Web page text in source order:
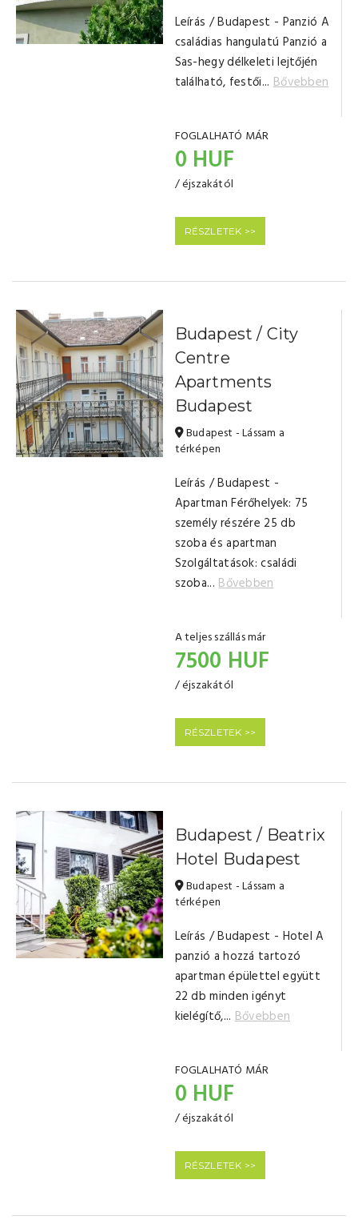
Leírás / Budapest - Panzió A
családias hangulatú Panzió a
Sas-hegy délkeleti lejtőjén
található, festői... Bővebben
FOGLALHATÓ MÁR
0 HUF
/ éjszakától
RÉSZLETEK >>
Budapest / City
Centre
Apartments
Budapest
Budapest - Lássam a
térképen
Leírás / Budapest -
Apartman Férőhelyek: 75
személy részére 25 db
szoba és apartman
Szolgáltatások: családi
szoba...Bővebben
A teljes szállás már
7500 HUF
/ éjszakától
RÉSZLETEK >>
Budapest / Beatrix
Hotel Budapest
Budapest - Lássam a
térképen
Leírás / Budapest - Hotel A
panzió a hozzá tartozó
apartman épülettel együtt
22 db minden igényt
kielégítő,... Bővebben
FOGLALHATÓ MÁR
0 HUF
/ éjszakától
RÉSZLETEK >>